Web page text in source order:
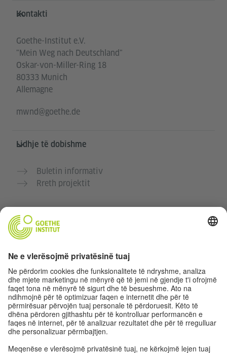
Service- und Informationsbereich
Kontakti
Goethe-Institut e.V.
"Mein Weg nach Deutschland"
Oskar-von-Miller-Ring 18
80333 Munich
Allemagne
mwnd@goethe.de
Lidhje të dobishme
Buletin informativ
Rreth projektit
Faqe të tjera interneti
Komuniteti “Gjermanisht për ty”
Ushtro gjermanisht falas
Kurse gjermanisht të Goethe-Institutit
Portali për mësuesit „Deutschstunde“
Privatësia dhe Qasja pa pengesa